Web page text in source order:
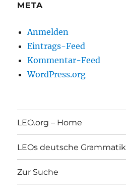
META
Anmelden
Eintrags-Feed
Kommentar-Feed
WordPress.org
LEO.org – Home
LEOs deutsche Grammatik
Zur Suche